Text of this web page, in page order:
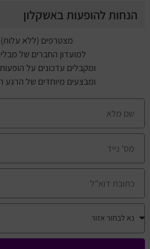
הנחות להופעות באשקלון
מצטרפים (ללא עלות)
למועדון החברים של
ומקבלים עדכונים על
ומבצעים מיוחדים של הרגע